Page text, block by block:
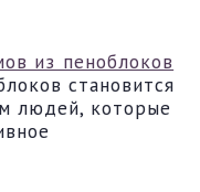
из пеноблоков
становится
людей, которые